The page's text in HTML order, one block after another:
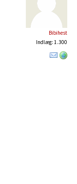
Bibihest
Indlæg: 1.300